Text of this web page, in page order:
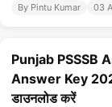
By Pintu Kumar 03
Punjab PSSSB
Answer Key
डाउनलोड करें